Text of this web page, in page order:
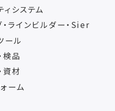
ィシステム
ラインビルダー・Sier
ール
検品
資材
ーム